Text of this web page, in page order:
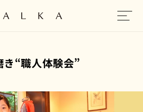
“職人体験会”